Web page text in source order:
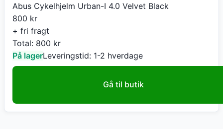
Abus Cykelhjelm Urban-I 4.0 Velvet Black
800 kr
+ fri fragt
Total: 800 kr
På lagerLeveringstid: 1-2 hverdage
Gå til butik